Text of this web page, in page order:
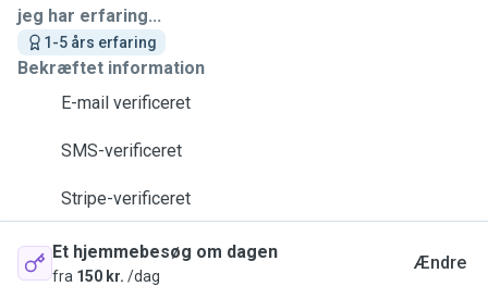
jeg har erfaring...
1-5 års erfaring
Bekræftet information
E-mail verificeret
SMS-verificeret
Stripe-verificeret
Et hjemmebesøg om dagen
fra 150 kr. /dag
Ændre